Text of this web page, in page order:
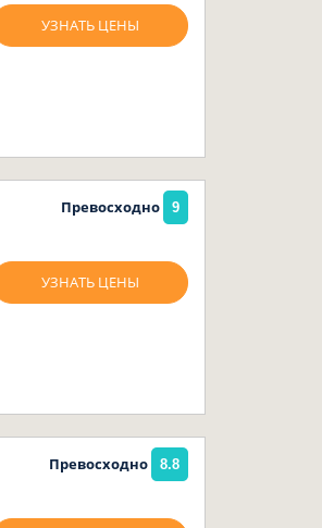
УЗНАТЬ ЦЕНЫ
Превосходно 9
УЗНАТЬ ЦЕНЫ
Превосходно 8.8